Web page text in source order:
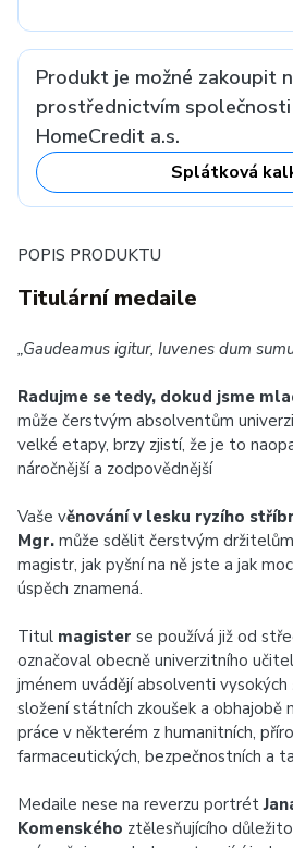
Produkt je možné zakoupit
prostřednictvím společnosti
HomeCredit a.s.
Splátková
POPIS PRODUKTU
Titulární medaile
„Gaudeamus igitur, Iuvenes dum
Radujme se tedy, dokud jsme
může čerstvým absolventům
velké etapy, brzy zjistí, že je to
náročnější a zodpovědnější
Vaše věnování v lesku ryzího
Mgr. může sdělit čerstvým
magistr, jak pyšní na ně jste a jak
úspěch znamená.
Titul magister se používá již od
označoval obecně univerzitního
jménem uvádějí absolventi vysokých
složení státních zkoušek a obhajobě
práce v některém z humanitních,
farmaceutických, bezpečnostních a
Medaile nese na reverzu portrét
Komenského ztělesňujícího